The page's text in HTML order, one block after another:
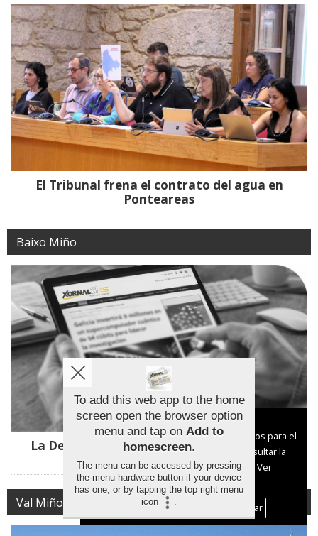
El Tribunal frena el contrato del agua en
Ponteareas
Baixo Miño
La Deputación financia una nueva área de
juegos inclusivos en O Rosal
Val Miñor
Aviso sobre el Uso de cookies:
Utilizamos cookies nuestras y de terceros para el
funcionamiento del digital. Puedes consultar la
lista de cookies y como desconectarlas.
Ver
nuestra Política de Privacidad y Cookies
Aceptar Cookies
Personalizar
To add this web app to the home
screen open the browser option
menu and tap on Add to
homescreen.
The menu can be accessed by pressing
the menu hardware button if your device
has one, or by tapping the top right menu
icon
.